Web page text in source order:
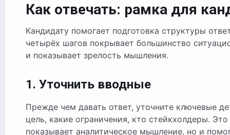
Как отвечать: рамка для
Кандидату помогает подготовка структуры
четырёх шагов покрывает большинство
и показывает зрелость мышления.
1. Уточнить вводные
Прежде чем давать ответ, уточните ключевые
цель, какие ограничения, кто стейкхолдеры.
показывает аналитическое мышление, но и